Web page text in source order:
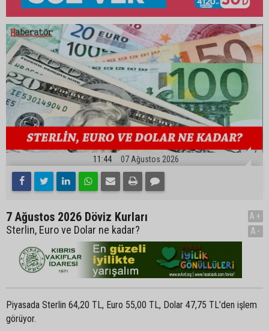
11:44 07 Ağustos 2026
7 Ağustos 2026 Döviz Kurları
Sterlin, Euro ve Dolar ne kadar?
A+
A-
Piyasada Sterlin 64,20 TL, Euro 55,00 TL, Dolar 47,75 TL’den işlem
görüyor.